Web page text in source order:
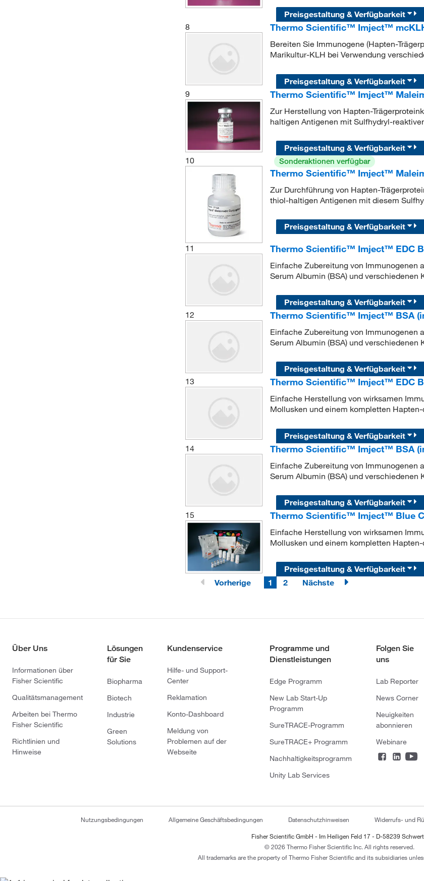
Preisgestaltung & Verfügbarkeit
8
Thermo Scientific™ Imject™
Bereiten Sie Immunogene (Hapten-
Marikultur-KLH bei Verwendung
Preisgestaltung & Verfügbarkeit
9
Thermo Scientific™ Imject™
Zur Herstellung von Hapten-
haltigen Antigenen mit Sulfhydryl-
Preisgestaltung & Verfügbarkeit
10
Sonderaktionen verfügbar
Thermo Scientific™ Imject™
Zur Durchführung von Hapten-
thiol-haltigen Antigenen mit diesem
Preisgestaltung & Verfügbarkeit
11 Thermo Scientific™ Imject™ EDC
Einfache Zubereitung von Immunogenen
Serum Albumin (BSA) und verschiedenen
Preisgestaltung & Verfügbarkeit
12
Thermo Scientific™ Imject™ BSA
Einfache Zubereitung von Immunogenen
Serum Albumin (BSA) und verschiedenen
Preisgestaltung & Verfügbarkeit
13
Thermo Scientific™ Imject™ EDC
Einfache Herstellung von wirksamen
Mollusken und einem kompletten
Preisgestaltung & Verfügbarkeit
14
Thermo Scientific™ Imject™ BSA
Einfache Zubereitung von Immunogenen
Serum Albumin (BSA) und verschiedenen
Preisgestaltung & Verfügbarkeit
15
Thermo Scientific™ Imject™ Blue
Einfache Herstellung von wirksamen
Mollusken und einem kompletten
Preisgestaltung & Verfügbarkeit
Vorherige
1 2 Nächste
Über Uns
Informationen über
Fisher Scientific
Qualitätsmanagement
Arbeiten bei Thermo
Fisher Scientific
Richtlinien und
Hinweise
Lösungen
für Sie
Biopharma
Biotech
Industrie
Green
Solutions
Kundenservice
Hilfe- und Support-
Center
Reklamation
Konto-Dashboard
Meldung von
Problemen auf der
Webseite
Programme und
Dienstleistungen
Edge Programm
New Lab Start-Up
Programm
SureTRACE-Programm
SureTRACE+ Programm
Nachhaltigkeitsprogramm
Unity Lab Services
Folgen Sie
uns
Lab Reporter
News Corner
Neuigkeiten
abonnieren
Webinare
Nutzungsbedingungen Allgemeine Geschäftsbedingungen Datenschutzhinweisen Widerrufs- und
Fisher Scientific GmbH - Im Heiligen Feld 17 - D-58239
© 2026 Thermo Fisher Scientific Inc. All rights reserved.
All trademarks are the property of Thermo Fisher Scientific and its subsidiaries